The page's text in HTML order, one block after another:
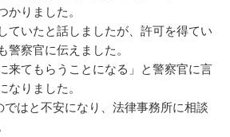
かりました。
ていたと話しましたが、許可を得てい
警察官に伝えました。
来てもらうことになる」と警察官に言
なりました。
はと不安になり、法律事務所に相談